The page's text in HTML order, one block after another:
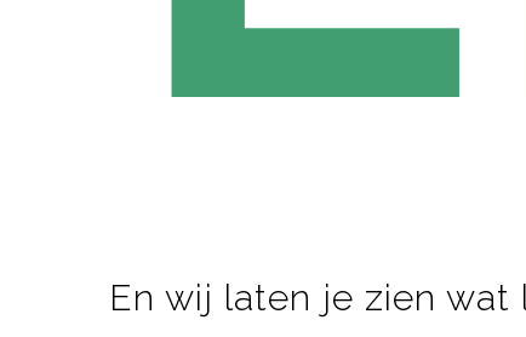
En wij laten je zien wat